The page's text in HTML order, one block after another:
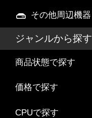
その他周辺機器
ジャンルから探す
商品状態で探す
価格で探す
CPUで探す